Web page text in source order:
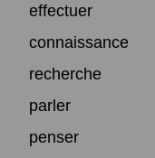
effectuer
connaissance
recherche
parler
penser